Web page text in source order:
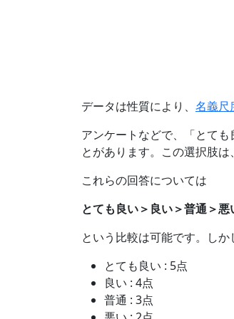
データは性質により、 名義尺
アンケートなどで、「とて
とがあります。この選択肢は
これらの回答については
とても良い＞良い＞普通＞
という比較は可能です。し
とても良い : 5点
良い : 4点
普通 : 3点